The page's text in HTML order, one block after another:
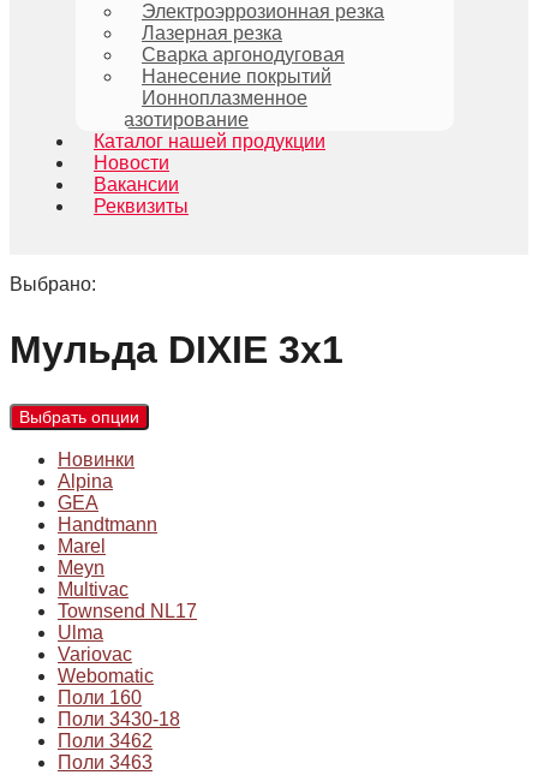
Электроэррозионная резка
Лазерная резка
Сварка аргонодуговая
Нанесение покрытий
Ионноплазменное
азотирование
Каталог нашей продукции
Новости
Вакансии
Реквизиты
Выбрано:
Мульда DIXIE 3х1
Выбрать опции
Новинки
Alpina
GEA
Handtmann
Marel
Meyn
Multivac
Townsend NL17
Ulma
Variovac
Webomatic
Поли 160
Поли 3430-18
Поли 3462
Поли 3463